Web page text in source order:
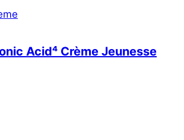
Acid⁴ Crème Jeunesse